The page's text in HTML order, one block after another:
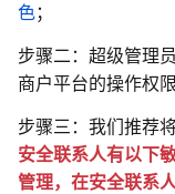
色；
步骤二：超级管理
商户平台的操作权
步骤三：我们推荐
安全联系人有以下
管理，在安全联系